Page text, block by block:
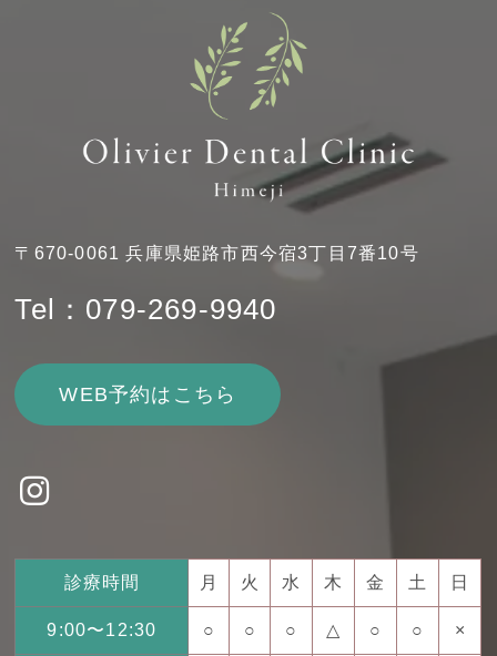
〒670-0061 兵庫県姫路市西今宿3丁目7番10号
Tel：079-269-9940
WEB予約はこちら
診療時間 月 火 水 木 金 土 日
9:00〜12:30 ○ ○ ○ △ ○ ○ ×